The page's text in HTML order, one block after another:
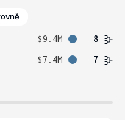
$9.4M
8
$7.4M 7